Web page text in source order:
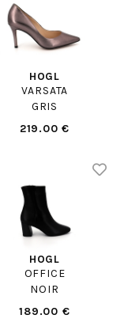
HOGL
VARSATA
GRIS
219.00 €
HOGL
OFFICE
NOIR
189.00 €